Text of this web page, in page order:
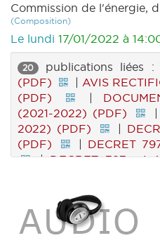
Commission de l'énergie,
(Composition)
Le lundi 17/01/2022 à
20 publications liées :
(PDF)
|AVIS
(PDF)
|
(2021-2022) (PDF)
|
2022) (PDF)
|
(PDF)
| DECRET
|DECRET 797 n4
(2021-2022) (PDF)
(PDF)
|MOTION
|MOTION 803 n1